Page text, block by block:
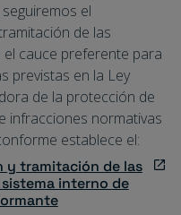
el
de las
cauce preferente para
previstas en la Ley
de la protección de
infracciones normativas
establece el:
y tramitación de las
interno de